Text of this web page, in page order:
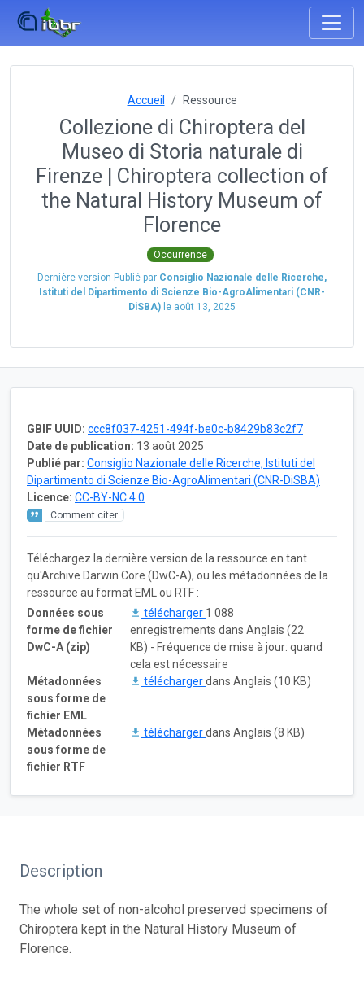
Accueil Ressource
Collezione di Chiroptera del
Museo di Storia naturale di
Firenze | Chiroptera collection of
the Natural History Museum of
Florence
Occurrence
Dernière version Publié par Consiglio Nazionale delle Ricerche,
Istituti del Dipartimento di Scienze Bio-AgroAlimentari (CNR-
DiSBA) le août 13, 2025
GBIF UUID: ccc8f037-4251-494f-be0c-b8429b83c2f7
Date de publication: 13 août 2025
Publié par: Consiglio Nazionale delle Ricerche, Istituti del
Dipartimento di Scienze Bio-AgroAlimentari (CNR-DiSBA)
Licence: CC-BY-NC 4.0
Comment citer
Téléchargez la dernière version de la ressource en tant
qu'Archive Darwin Core (DwC-A), ou les métadonnées de la
ressource au format EML ou RTF :
Données sous
forme de fichier
DwC-A (zip)
télécharger 1 088
enregistrements dans Anglais (22
KB) - Fréquence de mise à jour: quand
cela est nécessaire
Métadonnées
sous forme de
fichier EML
téléchargerdans Anglais (10 KB)
Métadonnées
sous forme de
fichier RTF
téléchargerdans Anglais (8 KB)
Description
The whole set of non-alcohol preserved specimens of
Chiroptera kept in the Natural History Museum of
Florence.